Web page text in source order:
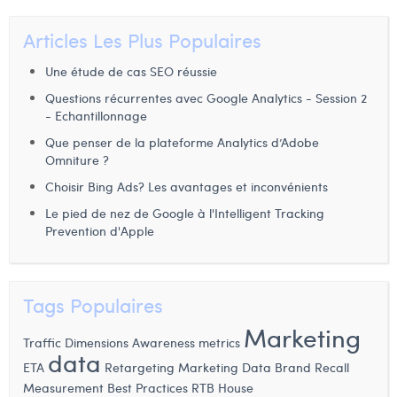
Diane Tremouroux
Edouard Polet
Elio Civalleri
Eliott Pousset
Floriane Defacqz
Hanne Van Loock
Jonas Geiregat
Justine Cremer
Laura Rooseleer
Articles Les Plus Populaires
Une étude de cas SEO réussie
Questions récurrentes avec Google Analytics - Session 2
- Echantillonnage
Que penser de la plateforme Analytics d’Adobe
Omniture ?
Choisir Bing Ads? Les avantages et inconvénients
Le pied de nez de Google à l'Intelligent Tracking
Prevention d'Apple
Tags Populaires
Traffic Dimensions Awareness metrics Marketing
ETA data Retargeting Marketing Data Brand Recall
Measurement Best Practices RTB House